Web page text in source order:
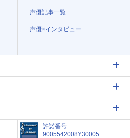
声優記事一覧
声優×インタビュー
許諾番号
9005542008Y30005